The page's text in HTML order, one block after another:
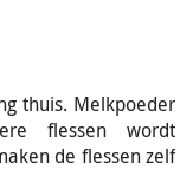
thuis. Melkpoeder
flessen wordt
de flessen zelf